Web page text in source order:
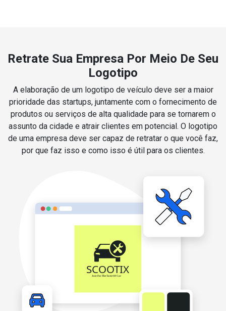
Retrate Sua Empresa Por Meio De Seu
Logotipo
A elaboração de um logotipo de veículo deve ser a maior
prioridade das startups, juntamente com o fornecimento de
produtos ou serviços de alta qualidade para se tornarem o
assunto da cidade e atrair clientes em potencial. O logotipo
de uma empresa deve ser capaz de retratar o que você faz,
por que faz isso e como isso é útil para os clientes.